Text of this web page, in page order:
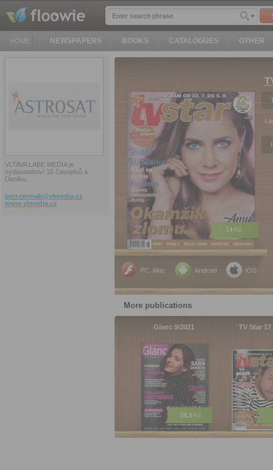
HOME NEWSPAPERS BOOKS CATALOGUES OTHER
VLTAVA LABE MEDIA je
vydavatelství 15 časopisů a
Deníku.
petr.cermak@vlmedia.cz
www.vlmedia.cz
PC, Mac Android iOS
14 Kč
More publications
Glanc 9/2021
38.9Kč
TV Star